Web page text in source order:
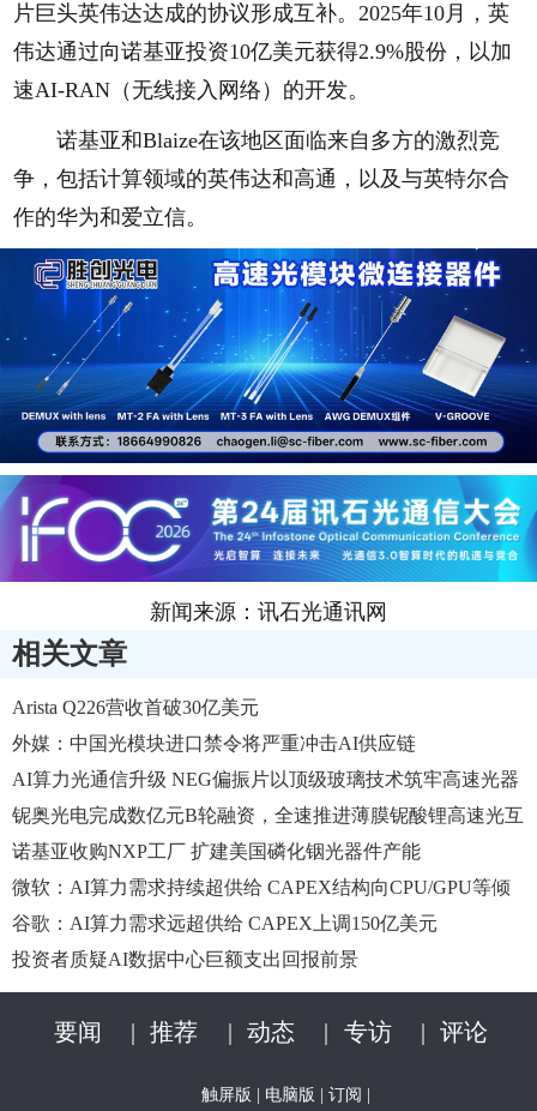
片巨头英伟达达成的协议形成互补。2025年10月，英
伟达通过向诺基亚投资10亿美元获得2.9%股份，以加
速AI-RAN（无线接入网络）的开发。
诺基亚和Blaize在该地区面临来自多方的激烈竞
争，包括计算领域的英伟达和高通，以及与英特尔合
作的华为和爱立信。
新闻来源：讯石光通讯网
相关文章
Arista Q226营收首破30亿美元
外媒：中国光模块进口禁令将严重冲击AI供应链
AI算力光通信升级 NEG偏振片以顶级玻璃技术筑牢高速光器
件品质
铌奥光电完成数亿元B轮融资，全速推进薄膜铌酸锂高速光互
联规模商用
诺基亚收购NXP工厂 扩建美国磷化铟光器件产能
微软：AI算力需求持续超供给 CAPEX结构向CPU/GPU等倾
斜
谷歌​：AI算力需求远超供给 CAPEX上调150亿美元
投资者质疑AI数据中心巨额支出回报前景
要闻 | 推荐 | 动态 | 专访 | 评论
触屏版 电脑版 订阅